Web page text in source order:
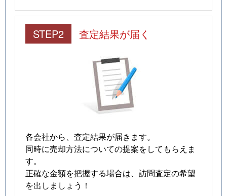
STEP2 査定結果が届く
各会社から、査定結果が届きます。
同時に売却方法についての提案をしてもらえま
す。
正確な金額を把握する場合は、訪問査定の希望
を出しましょう！